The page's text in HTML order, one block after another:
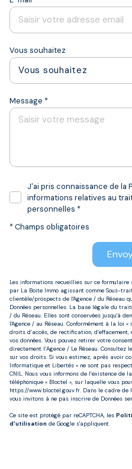
Vous souhaitez
Vous souhaitez
Message *
J'ai pris connaissance de la
informations relatives au
personnelles *
* Champs obligatoires
Les informations recueillies sur ce
par La Boite Immo agissant comme Sous-
clientèle/prospects de l'Agence / du Réseau
Données personnelles. La base légale du
/ du Réseau. Elles sont conservées jusqu'à
l'Agence / au Réseau. Conformément à la loi
droits d’accès, de rectification,
vos données. Vous pouvez retirer votre
directement l’Agence / Le Réseau. Consultez
sur vos droits. Si vous estimez, après avoir
Informatique et Libertés » ne sont pas
CNIL. Nous vous informons de l’existence
téléphonique « Bloctel », sur laquelle vous
https://www.bloctel.gouv.fr. Dans le cadre de
vous invitons à ne pas inscrire de Données
Ce site est protégé par reCAPTCHA, les
d'utilisation de Google s'appliquent.